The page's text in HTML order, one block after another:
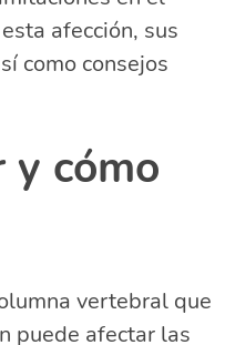
afección, sus
como consejos
y cómo
vertebral que
puede afectar las